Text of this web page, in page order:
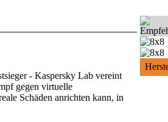
- Kaspersky Lab vereint
gegen virtuelle
Schäden anrichten kann, in